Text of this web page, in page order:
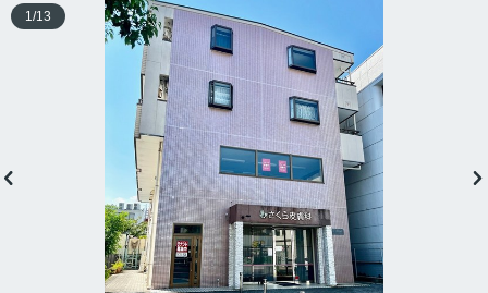
1/13